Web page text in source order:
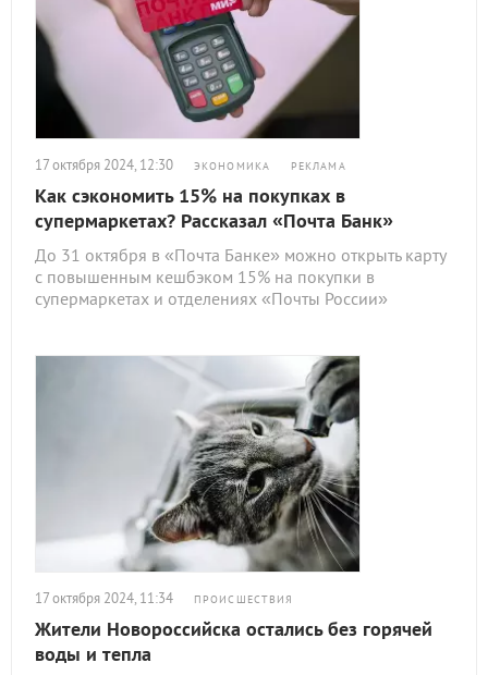
17 октября 2024, 12:30 ЭКОНОМИКА РЕКЛАМА
Как сэкономить 15% на покупках в
супермаркетах? Рассказал «Почта Банк»
До 31 октября в «Почта Банке» можно открыть карту
с повышенным кешбэком 15% на покупки в
супермаркетах и отделениях «Почты России»
17 октября 2024, 11:34 ПРОИСШЕСТВИЯ
Жители Новороссийска остались без горячей
воды и тепла